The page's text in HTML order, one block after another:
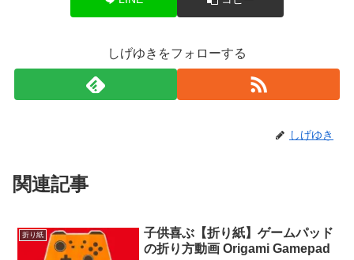
しげゆきをフォローする
しげゆき
関連記事
折り紙
子供喜ぶ【折り紙】ゲームパッド
の折り方動画 Origami Gamepad